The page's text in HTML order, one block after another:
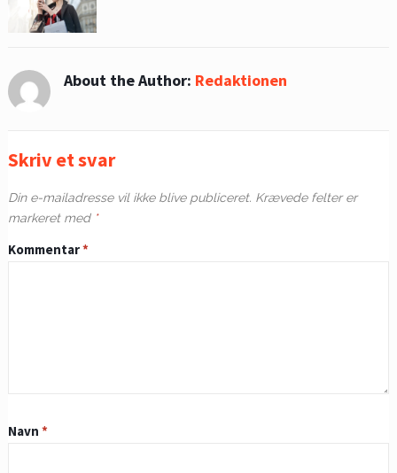
About the Author: Redaktionen
Skriv et svar
Din e-mailadresse vil ikke blive publiceret. Krævede felter er
markeret med *
Kommentar*
Navn *